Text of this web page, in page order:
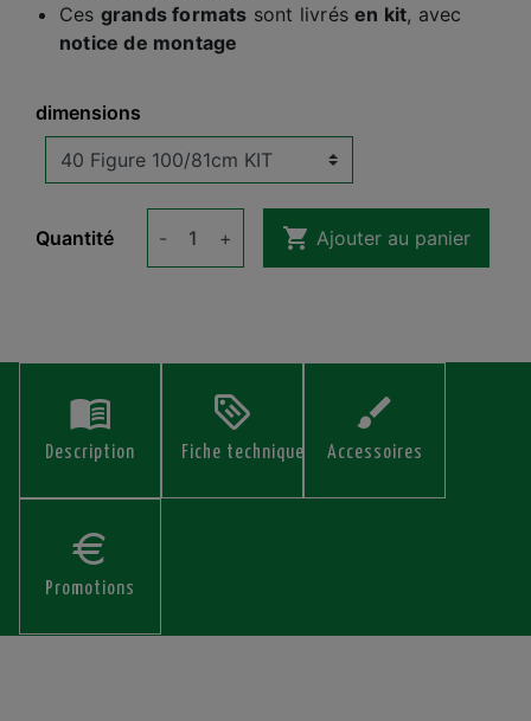
Ces grands formats sont livrésen kit, avec
notice de montage
dimensions
Quantité - +  Ajouter au panier
Description Fiche technique Accessoires
Promotions